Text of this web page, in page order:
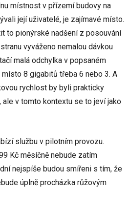
místnost v přízemí budovy na
její uživatelé, je zajímavé místo.
to pionýrské nadšení z posouvání
vyváženo nemalou dávkou
malá odchylka v popsaném
8 gigabitů třeba 6 nebo 3. A
rychlost by byli prakticky
ale v tomto kontextu se to jeví jako
službu v pilotním provozu.
Kč měsíčně nebude zatím
nejspíše budou smířeni s tím, že
úplně procházka růžovým